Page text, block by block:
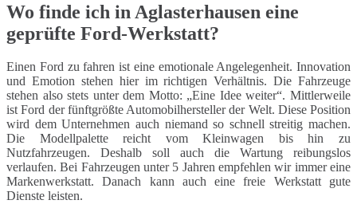
Wo finde ich in Aglasterhausen eine
geprüfte Ford-Werkstatt?
Einen Ford zu fahren ist eine emotionale Angelegenheit. Innovation
und Emotion stehen hier im richtigen Verhältnis. Die Fahrzeuge
stehen also stets unter dem Motto: „Eine Idee weiter“. Mittlerweile
ist Ford der fünftgrößte Automobilhersteller der Welt. Diese Position
wird dem Unternehmen auch niemand so schnell streitig machen.
Die Modellpalette reicht vom Kleinwagen bis hin zu
Nutzfahrzeugen. Deshalb soll auch die Wartung reibungslos
verlaufen. Bei Fahrzeugen unter 5 Jahren empfehlen wir immer eine
Markenwerkstatt. Danach kann auch eine freie Werkstatt gute
Dienste leisten.